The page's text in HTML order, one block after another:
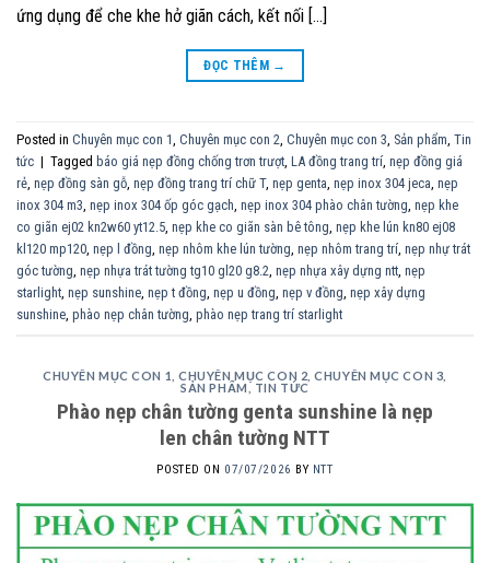
ứng dụng để che khe hở giãn cách, kết nối […]
ĐỌC THÊM →
Posted in Chuyên mục con 1, Chuyên mục con 2, Chuyên mục con 3, Sản phẩm, Tin
tức | Tagged báo giá nẹp đồng chống trơn trượt, LA đồng trang trí, nẹp đồng giá
rẻ, nẹp đồng sàn gỗ, nẹp đồng trang trí chữ T, nẹp genta, nẹp inox 304 jeca, nẹp
inox 304 m3, nẹp inox 304 ốp góc gạch, nẹp inox 304 phào chân tường, nẹp khe
co giãn ej02 kn2w60 yt12.5, nẹp khe co giãn sàn bê tông, nẹp khe lún kn80 ej08
kl120 mp120, nẹp l đồng, nẹp nhôm khe lún tường, nẹp nhôm trang trí, nẹp nhự trát
góc tường, nẹp nhựa trát tường tg10 gl20 g8.2, nẹp nhựa xây dựng ntt, nẹp
starlight, nẹp sunshine, nẹp t đồng, nẹp u đồng, nẹp v đồng, nẹp xây dựng
sunshine, phào nẹp chân tường, phào nẹp trang trí starlight
CHUYÊN MỤC CON 1 ,CHUYÊN MỤC CON 2 ,CHUYÊN MỤC CON 3
SẢN PHẨM , TIN TỨC
Phào nẹp chân tường genta sunshine là nẹp
len chân tường NTT
POSTED ON 07/07/2026 BY NTT